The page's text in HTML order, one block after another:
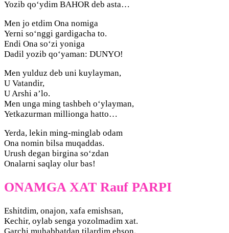
Yozib qo‘ydim BAHOR deb asta…
Men jo etdim Ona nomiga
Yerni so‘nggi gardigacha to.
Endi Ona so‘zi yoniga
Dadil yozib qo‘yaman: DUNYO!
Men yulduz deb uni kuylayman,
U Vatandir,
U Arshi a’lo.
Men unga ming tashbeh o‘ylayman,
Yetkazurman millionga hatto…
Yerda, lekin ming-minglab odam
Ona nomin bilsa muqaddas.
Urush degan birgina so‘zdan
Onalarni saqlay olur bas!
ONAMGA XAT Rauf PARPI
Eshitdim, onajon, xafa emishsan,
Kechir, oylab senga yozolmadim xat.